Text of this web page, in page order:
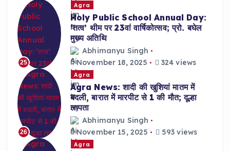
25
Agra
Holy Public School Annual Day:
‘तत्व’ थीम पर 23वां वार्षिकोत्सव; प्रो. बघेल
मुख्य अतिथि
Abhimanyu Singh
November 18, 2025
324 views
26
Agra
Agra News: शादी की खुशियां मातम में
बदली, बारात में मारपीट से 1 की मौत; दूल्हा
लापता
Abhimanyu Singh
November 15, 2025
593 views
Agra